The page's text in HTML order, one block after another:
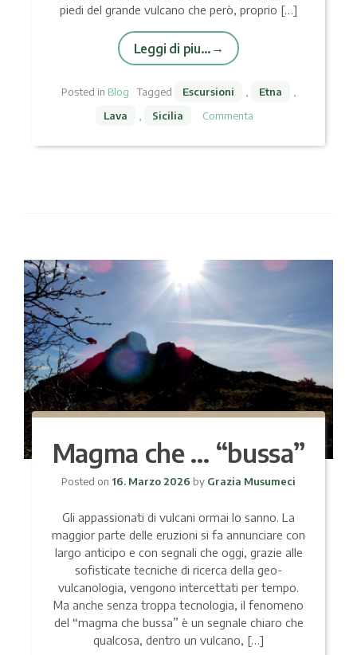
piedi del grande vulcano che però, proprio […]
Leggi di piu…
Posted in Blog Tagged Escursioni Etna
Lava
Sicilia Commenta
Magma che … “bussa”
Posted on 16. Marzo 2026 by Grazia Musumeci
Gli appassionati di vulcani ormai lo sanno. La
maggior parte delle eruzioni si fa annunciare con
largo anticipo e con segnali che oggi, grazie alle
sofisticate tecniche di ricerca della geo-
vulcanologia, vengono intercettati per tempo.
Ma anche senza troppa tecnologia, il fenomeno
del “magma che bussa” è un segnale chiaro che
qualcosa, dentro un vulcano, […]